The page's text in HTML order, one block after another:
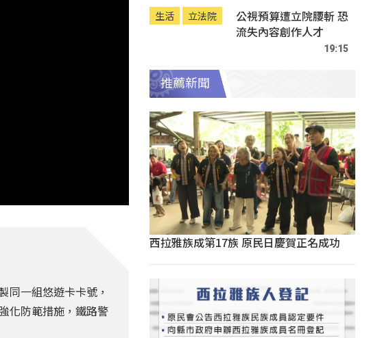
同一組悠遊卡卡號，
化防範措施，鐵路警
生活 立法院
公視預算遭立院腰斬 恐
流失內容創作人才
19:15
推薦新聞
西拉雅族成第17族 原民日慶賀正名成功